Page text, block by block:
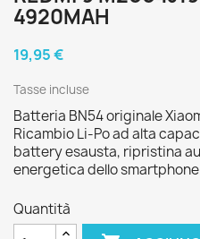
4920MAH
19,95 €
Tasse incluse
Batteria BN54 originale
Ricambio Li-Po ad alta
battery esausta, ripristina
energetica dello
Quantità